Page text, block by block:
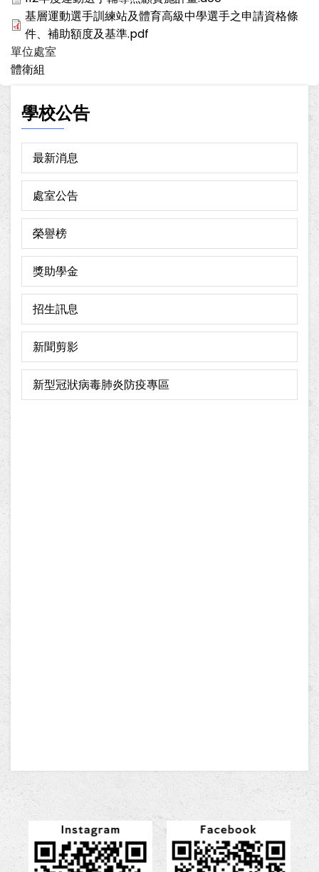
基層運動選手訓練站及體育高級中學選手之申請資格條
件、補助額度及基準.pdf
單位處室
體衛組
學校公告
最新消息
處室公告
榮譽榜
獎助學金
招生訊息
新聞剪影
新型冠狀病毒肺炎防疫專區